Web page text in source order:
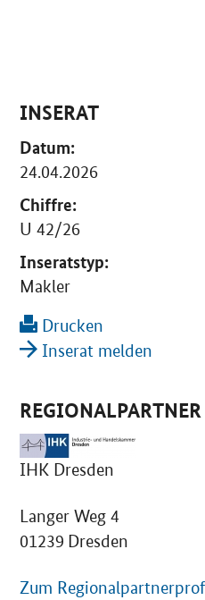
INSERAT
Datum:
24.04.2026
Chiffre:
U 42/26
Inseratstyp:
Makler
Drucken
Inserat melden
REGIONALPARTNER
IHK Dresden
Langer Weg 4
01239 Dresden
Zum